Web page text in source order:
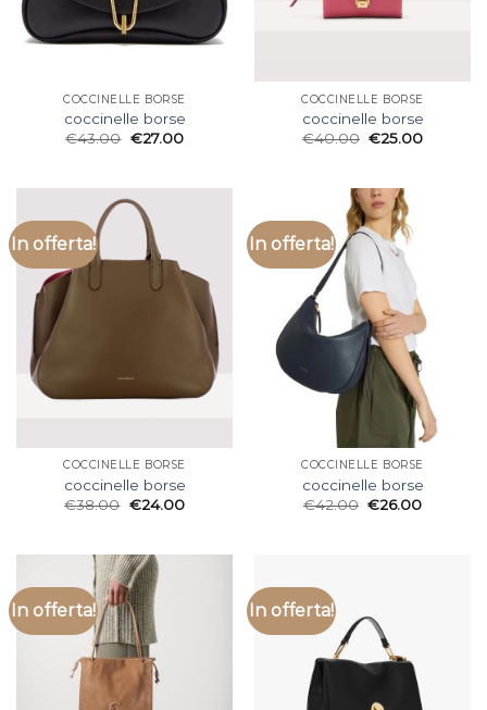
COCCINELLE BORSE
coccinelle borse
€43.00 €27.00
COCCINELLE BORSE
coccinelle borse
€40.00 €25.00
In offerta!
COCCINELLE BORSE
coccinelle borse
€38.00 €24.00
In offerta!
COCCINELLE BORSE
coccinelle borse
€42.00 €26.00
In offerta! In offerta!